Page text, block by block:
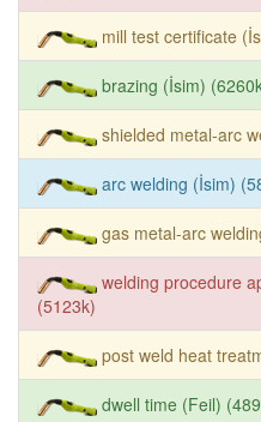
mill test certificate
brazing (İsim)
shielded metal-arc
arc welding (İsim)
gas metal-arc
welding procedure
(5123k)
post weld heat
dwell time (Feil)